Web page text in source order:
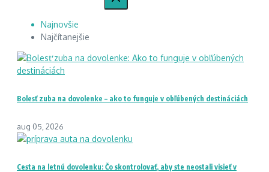
Najnovšie
Najčítanejšie
Bolesť zuba na dovolenke – ako to funguje v obľúbených destináciách
aug 05, 2026
Cesta na letnú dovolenku: Čo skontrolovať, aby ste neostali visieť v